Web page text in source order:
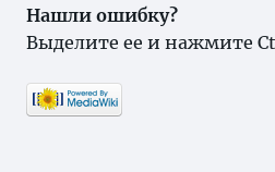
Нашли ошибку?
Выделите ее и нажмите